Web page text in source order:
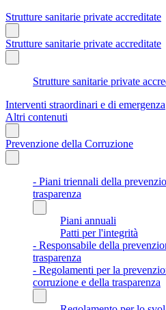
Strutture sanitarie private accreditate
Strutture sanitarie private accreditate
Strutture sanitarie private
Interventi straordinari e di emergenza
Altri contenuti
Prevenzione della Corruzione
- Piani triennali della
trasparenza
Piani annuali
Patti per l'integrità
- Responsabile della
trasparenza
- Regolamenti per la
corruzione e della trasparenza